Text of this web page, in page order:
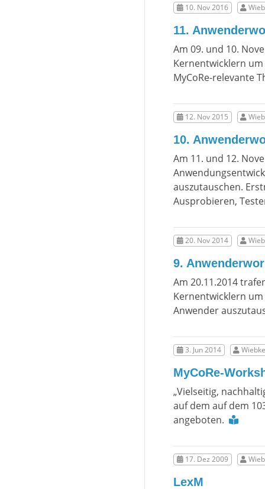
10. Nov 2016
11.
Am 09. und 10.
Kernentwicklern
MyCoRe-relevante
12. Nov 2015
10.
Am 11. und 12.
auszutauschen.
Ausprobieren,
20. Nov 2014
9.
Am 20.11.2014
Kernentwicklern
Anwender
3. Jun 2014
MyCoRe-
„Vielseitig,
auf dem auf dem
angeboten.
17. Dez 2009
LexM